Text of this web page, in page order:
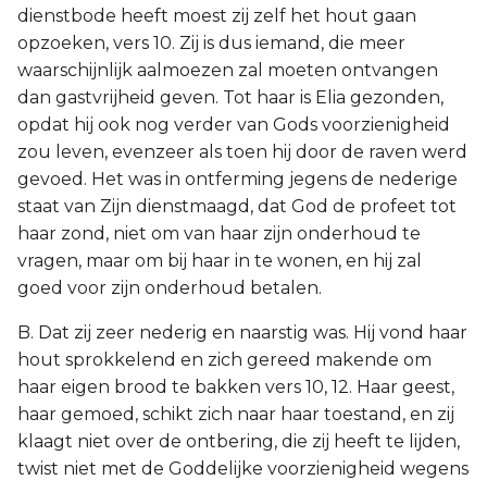
dienstbode heeft moest zij zelf het hout gaan
opzoeken, vers 10. Zij is dus iemand, die meer
waarschijnlijk aalmoezen zal moeten ontvangen
dan gastvrijheid geven. Tot haar is Elia gezonden,
opdat hij ook nog verder van Gods voorzienigheid
zou leven, evenzeer als toen hij door de raven werd
gevoed. Het was in ontferming jegens de nederige
staat van Zijn dienstmaagd, dat God de profeet tot
haar zond, niet om van haar zijn onderhoud te
vragen, maar om bij haar in te wonen, en hij zal
goed voor zijn onderhoud betalen.
B. Dat zij zeer nederig en naarstig was. Hij vond haar
hout sprokkelend en zich gereed makende om
haar eigen brood te bakken vers 10, 12. Haar geest,
haar gemoed, schikt zich naar haar toestand, en zij
klaagt niet over de ontbering, die zij heeft te lijden,
twist niet met de Goddelijke voorzienigheid wegens